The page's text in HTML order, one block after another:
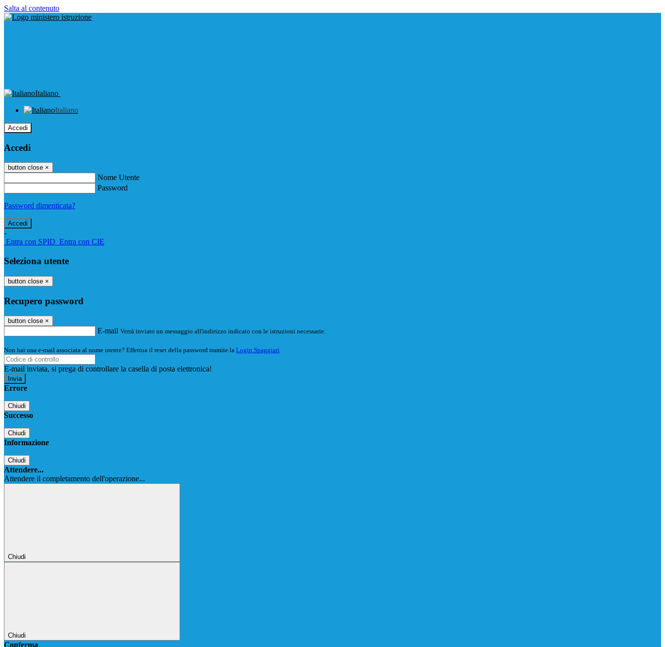
Salta al contenuto
Italiano
Italiano
Accedi
Accedi
button close ×
Nome Utente
Password
Password dimenticata?
-
Entra con SPID Entra con CIE
Seleziona utente
button close ×
Recupero password
button close ×
E-mail Verrà inviato un messaggio all'indirizzo indicato con le istruzioni necessarie.
Non hai una e-mail associata al nome utente? Effettua il reset della password tramite la Login Spaggiari
E-mail inviata, si prega di controllare la casella di posta elettronica!
Errore
Chiudi
Successo
Chiudi
Informazione
Chiudi
Attendere...
Attendere il completamento dell'operazione...
Chiudi
Chiudi
Conferma